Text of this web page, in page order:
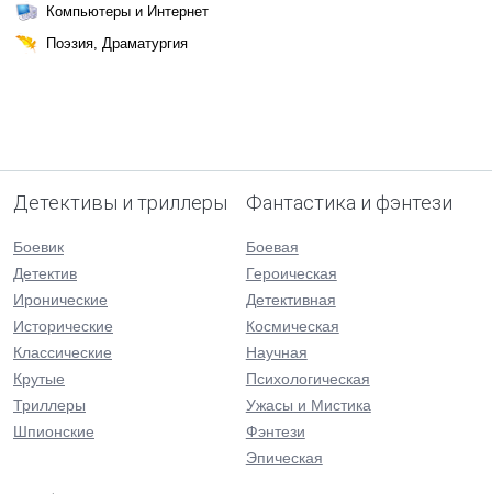
Компьютеры и Интернет
Поэзия, Драматургия
Детективы и триллеры
Боевик
Детектив
Иронические
Исторические
Классические
Крутые
Триллеры
Шпионские
Фантастика и фэнтези
Боевая
Героическая
Детективная
Космическая
Научная
Психологическая
Ужасы и Мистика
Фэнтези
Эпическая